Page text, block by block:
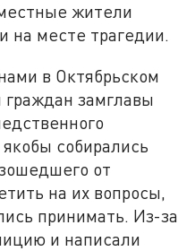
жители
на месте трагедии.
в Октябрьском
замглавы
собирались
от
на их вопросы,
принимать. Из-за
и написали